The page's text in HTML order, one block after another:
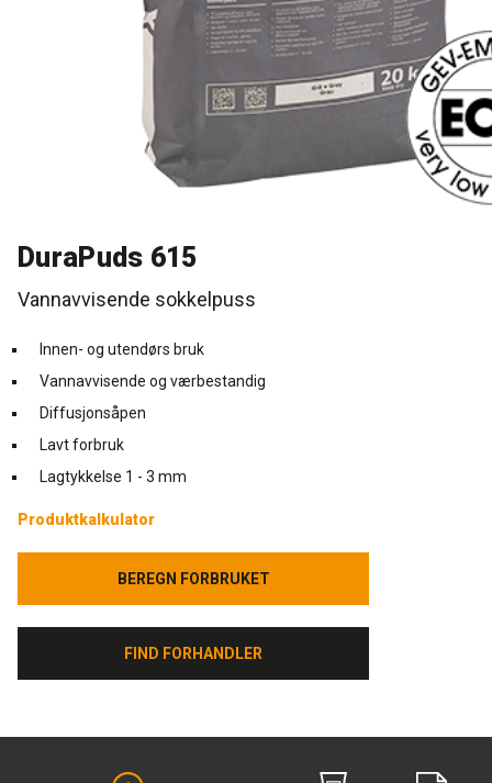
Rense- pleiemidler
Puss og fasademaling
Trinnlydsmembran
Historien Bag
Tekniske spørgsmål
DuraPuds 615
Vannavvisende sokkelpuss
Innen- og utendørs bruk
Vannavvisende og værbestandig
Diffusjonsåpen
Lavt forbruk
Lagtykkelse 1 - 3 mm
Produktkalkulator
BEREGN FORBRUKET
BEREGN FORBRUKET
FIND FORHANDLER
FIND FORHANDLER